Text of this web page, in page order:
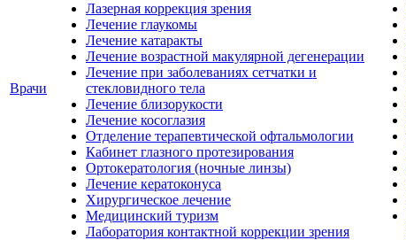
Врачи
Лазерная коррекция зрения
Лечение глаукомы
Лечение катаракты
Лечение возрастной макулярной дегенерации
Лечение при заболеваниях сетчатки и
стекловидного тела
Лечение близорукости
Лечение косоглазия
Отделение терапевтической офтальмологии
Кабинет глазного протезирования
Ортокератология (ночные линзы)
Лечение кератоконуса
Хирургическое лечение
Медицинский туризм
Лаборатория контактной коррекции зрения